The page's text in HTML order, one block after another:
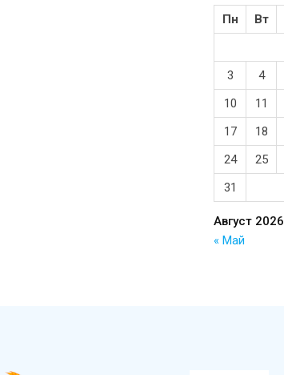
Август 2026
Пн Вт
3
4
10
11
17
18
24
25
31
« Май